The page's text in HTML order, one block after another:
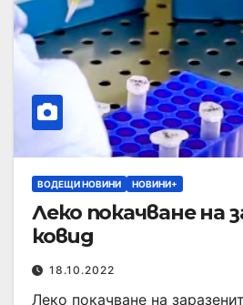
ВОДЕЩИ НОВИНИ НОВИНИ+
Леко покачване на
ковид
18.10.2022
Леко покачване на